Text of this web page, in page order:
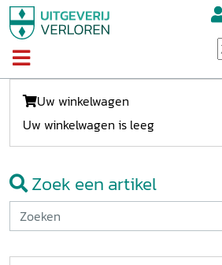
Uw winkelwagen
Uw winkelwagen is leeg
Zoek een artikel